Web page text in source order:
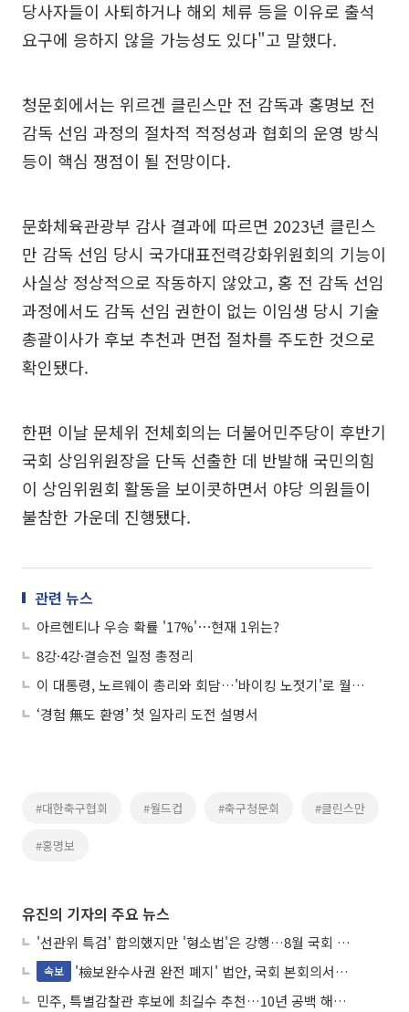
당사자들이 사퇴하거나 해외 체류 등을 이유로 출석
요구에 응하지 않을 가능성도 있다"고 말했다.
청문회에서는 위르겐 클린스만 전 감독과 홍명보 전
감독 선임 과정의 절차적 적정성과 협회의 운영 방식
등이 핵심 쟁점이 될 전망이다.
문화체육관광부 감사 결과에 따르면 2023년 클린스
만 감독 선임 당시 국가대표전력강화위원회의 기능이
사실상 정상적으로 작동하지 않았고, 홍 전 감독 선임
과정에서도 감독 선임 권한이 없는 이임생 당시 기술
총괄이사가 후보 추천과 면접 절차를 주도한 것으로
확인됐다.
한편 이날 문체위 전체회의는 더불어민주당이 후반기
국회 상임위원장을 단독 선출한 데 반발해 국민의힘
이 상임위원회 활동을 보이콧하면서 야당 의원들이
불참한 가운데 진행됐다.
관련 뉴스
아르헨티나 우승 확률 '17%'⋯현재 1위는?
8강·4강·결승전 일정 총정리
이 대통령, 노르웨이 총리와 회담…'바이킹 노젓기'로 월드컵 8강 축하
‘경험 無도 환영’ 첫 일자리 도전 설명서
#대한축구협회 #월드컵 #축구청문회 #클린스만
#홍명보
유진의 기자의 주요 뉴스
'선관위 특검' 합의했지만 '형소법'은 강행…8월 국회 '입법 2차전' 예고
속보
'檢보완수사권 완전 폐지' 법안, 국회 본회의서 민주당 주도 통과
민주, 특별감찰관 후보에 최길수 추천…10년 공백 해소 속도